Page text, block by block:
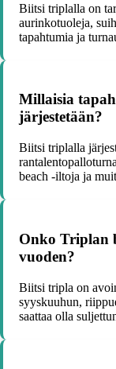
Biitsi triplalla on
aurinkotuoleja,
tapahtumia ja
Millaisia
järjestetään?
Biitsi triplalla
beach -iltoja ja
Onko Triplan
vuoden?
Biitsi tripla on
syyskuuhun,
saattaa olla